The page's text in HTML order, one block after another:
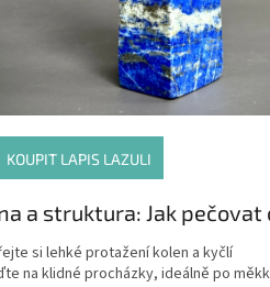
KOUPIT LAPIS LAZULI
a struktura: Jak
si lehké protažení kolen a kyčlí
na klidné procházky, ideálně po